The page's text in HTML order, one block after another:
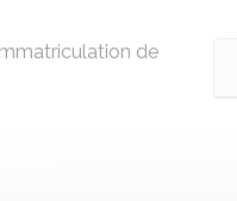
de